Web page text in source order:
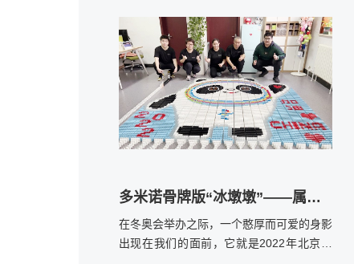
多米诺骨牌版“冰墩墩”——属于我们的“冰墩墩”来了
在冬奥会举办之际，一个憨厚而可爱的身影
出现在我们的面前，它就是2022年北京冬